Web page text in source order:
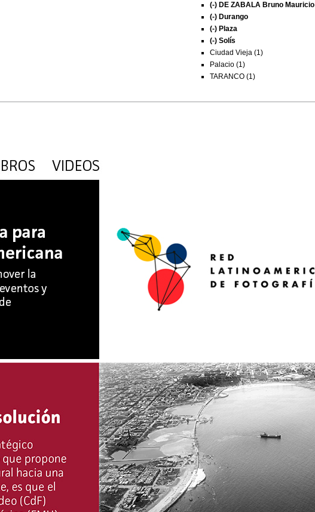
(-) DE ZABALA Bruno Mauricio
(-) Durango
(-) Plaza
(-) Solís
Ciudad Vieja (1)
Palacio (1)
TARANCO (1)